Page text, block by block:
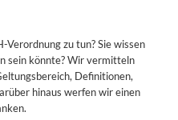
Verordnung zu tun? Sie wissen
sein könnte? Wir vermitteln
Definitionen,
hinaus werfen wir einen